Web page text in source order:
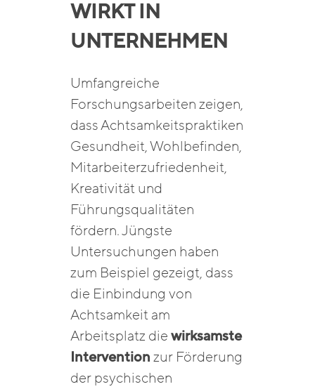
WIRKT IN
UNTERNEHMEN
Umfangreiche
Forschungsarbeiten zeigen,
dass Achtsamkeitspraktiken
Gesundheit, Wohlbefinden,
Mitarbeiterzufriedenheit,
Kreativität und
Führungsqualitäten
fördern. Jüngste
Untersuchungen haben
zum Beispiel gezeigt, dass
die Einbindung von
Achtsamkeit am
Arbeitsplatz diewirksamste
Interventionzur Förderung
der psychischen